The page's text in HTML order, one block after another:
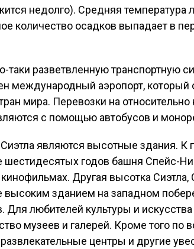
недолго). Средняя температура
количество осадков выпадает в
таки разветвленную транспортную
международный аэропорт, который
мира. Перевозки на
с помощью автобусов и
являются высотные здания. К
шестидесятых годов башня Спейс-
Другая высотка Сиэтла,
высоким зданием на западном
любителей культуры и искусства
музеев и галерей. Кроме того по
центры и другие